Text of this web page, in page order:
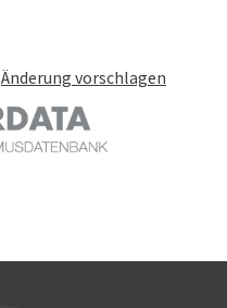
Änderung vorschlagen